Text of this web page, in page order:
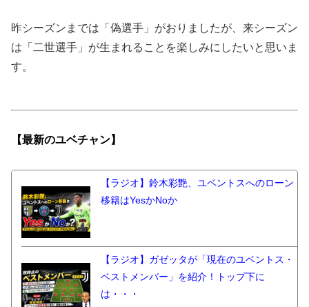
昨シーズンまでは「偽選手」がおりましたが、来シーズン
は「二世選手」が生まれることを楽しみにしたいと思いま
す。
【最新のユベチャン】
【ラジオ】鈴木彩艶、ユベントスへのローン
移籍はYesかNoか
【ラジオ】ガゼッタが「現在のユベントス・
ベストメンバー」を紹介！トップ下に
は・・・